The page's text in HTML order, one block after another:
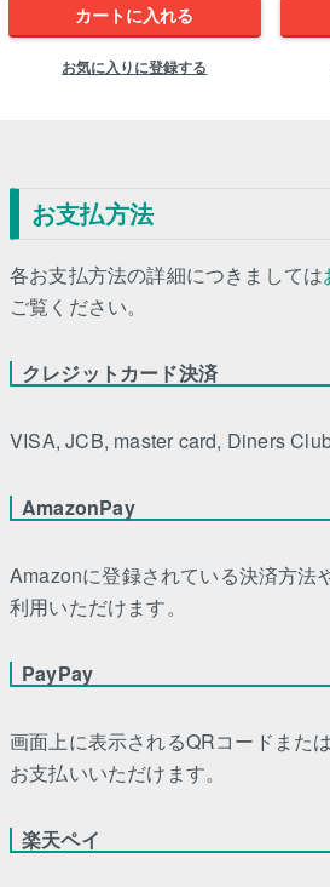
カートに入れる
お気に入りに登録する
お支払方法
各お支払方法の詳細につきましては
ご覧ください。
クレジットカード決済
VISA, JCB, master card, Diners
AmazonPay
Amazonに登録されている決済方法
利用いただけます。
PayPay
画面上に表示されるQRコードまた
お支払いいただけます。
楽天ペイ